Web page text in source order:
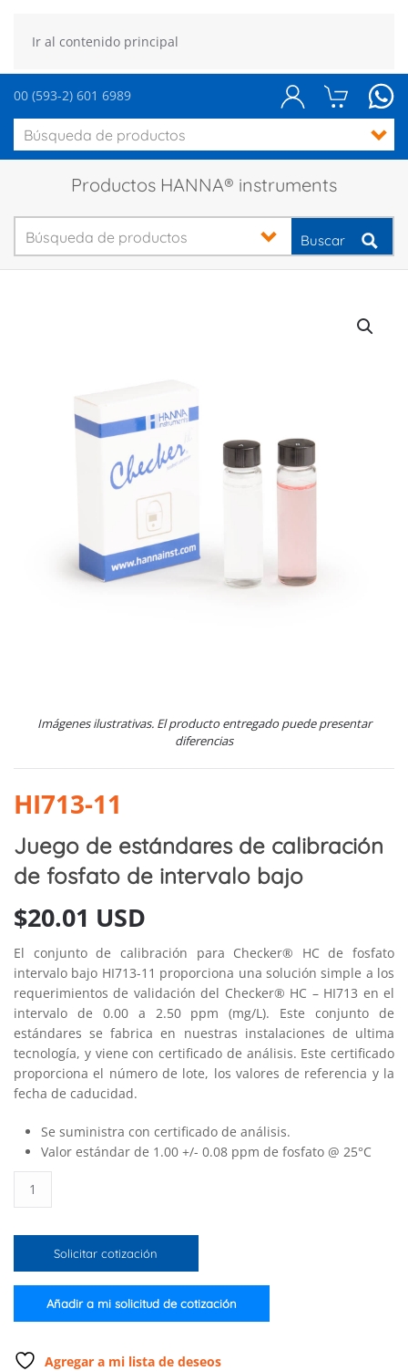
Ir al contenido principal
00 (593-2) 601 6989
Productos HANNA® instruments
Buscar
Imágenes ilustrativas. El producto entregado puede presentar
diferencias
HI713-11
Juego de estándares de calibración
de fosfato de intervalo bajo
$20.01 USD
El conjunto de calibración para Checker® HC de fosfato
intervalo bajo HI713-11 proporciona una solución simple a los
requerimientos de validación del Checker® HC – HI713 en el
intervalo de 0.00 a 2.50 ppm (mg/L). Este conjunto de
estándares se fabrica en nuestras instalaciones de ultima
tecnología, y viene con certificado de análisis. Este certificado
proporciona el número de lote, los valores de referencia y la
fecha de caducidad.
Se suministra con certificado de análisis.
Valor estándar de 1.00 +/- 0.08 ppm de fosfato @ 25°C
de
calibración
fosfato
de
bajo
Solicitar cotización
Añadir a mi solicitud de cotización
Agregar a mi lista de deseos